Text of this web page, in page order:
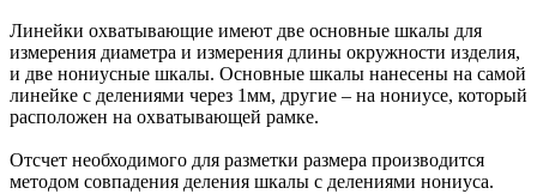
Линейки охватывающие имеют две основные шкалы для
измерения диаметра и измерения длины окружности изделия,
и две нониусные шкалы. Основные шкалы нанесены на самой
линейке с делениями через 1мм, другие – на нониусе, который
расположен на охватывающей рамке.
Отсчет необходимого для разметки размера производится
методом совпадения деления шкалы с делениями нониуса.